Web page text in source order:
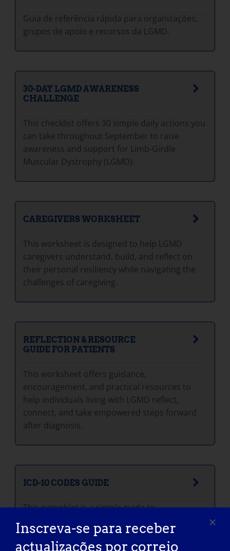
Guia de referência rápida para organizações,
grupos de apoio e recursos da LGMD.
30-DAY LGMD AWARENESS
CHALLENGE
This checklist offers 30 simple daily actions you
can take throughout September to raise
awareness and support for Limb-Girdle
Muscular Dystrophy (LGMD).
CAREGIVERS WORKSHEET
This worksheet is designed to help LGMD
caregivers understand, build, and reflect on
their personal resiliency while navigating the
challenges of caregiving.
REFLECTION & RESOURCE
GUIDE FOR PATIENTS
This worksheet offers guidance,
encouragement, and practical resources to
help individuals living with LGMD reflect,
connect, and take empowered steps forward
after diagnosis.
ICD-10 CODES GUIDE
This pamphlet is a simple guide to
understanding ICD‑10 codes for LGMD.
Inscreva-se para receber
actualizações por correio